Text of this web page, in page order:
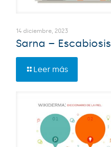
14 diciembre, 2023
Sarna – Escabiosis
Leer más